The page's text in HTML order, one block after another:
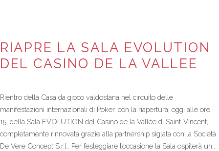
RIAPRE LA SALA EVOLUTION
DEL CASINO DE LA VALLEE
Rientro della Casa da gioco valdostana nel circuito delle
manifestazioni internazionali di Poker, con la riapertura, oggi alle ore
15, della Sala EVOLUTION del Casino de la Vallée di Saint-Vincent,
completamente rinnovata grazie alla partnership siglata con la Società
De Vere Concept S.r.l.. Per festeggiare l’occasione la Sala ospiterà un...